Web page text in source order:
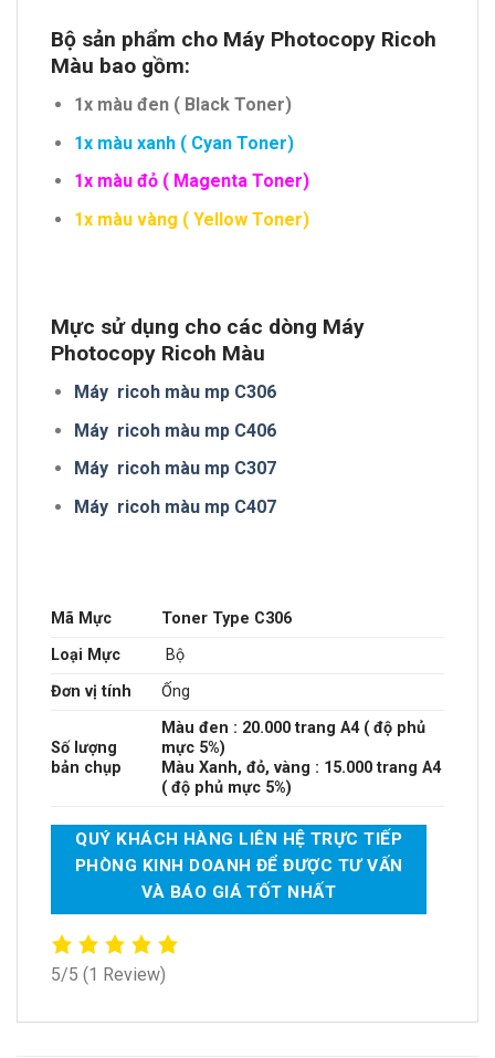
Bộ sản phẩm cho Máy Photocopy Ricoh
Màu bao gồm:
1x màu đen ( Black Toner)
1x màu xanh ( Cyan Toner)
1x màu đỏ ( Magenta Toner)
1x màu vàng ( Yellow Toner)
Mực sử dụng cho các dòng Máy
Photocopy Ricoh Màu
Máy ricoh màu mp C306
Máy ricoh màu mp C406
Máy ricoh màu mp C307
Máy ricoh màu mp C407
Mã Mực
Toner Type C306
Loại Mực
Bộ
Đơn vị tính
Ống
Số lượng
bản chụp
Màu đen : 20.000 trang A4 ( độ phủ
mực 5%)
Màu Xanh, đỏ, vàng : 15.000 trang A4
( độ phủ mực 5%)
QUÝ KHÁCH HÀNG LIÊN HỆ TRỰC TIẾP
PHÒNG KINH DOANH ĐỂ ĐƯỢC TƯ VẤN
VÀ BÁO GIÁ TỐT NHẤT
5/5 (1 Review)